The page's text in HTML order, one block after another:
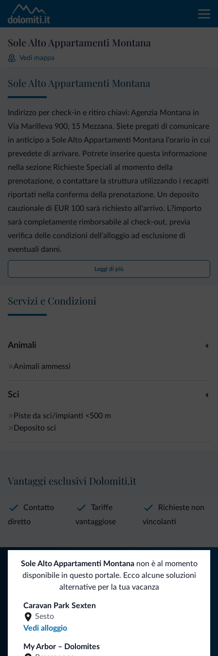
Sole Alto Appartamenti Montana
Vedi mappa
Sole Alto Appartamenti Montana
Indirizzo per check-in e ritiro chiavi: Agenzia Montana in
Via Marilleva 900, 15 Mezzana. Siete pregati di comunicare
in anticipo a Sole Alto Appartamenti Montana l'orario in cui
prevedete di arrivare. Potrete inserire questa informazione
nella sezione Richieste Speciali al momento della
prenotazione, o contattare la struttura utilizzando i recapiti
riportati nella conferma della prenotazione. Un deposito
cauzionale di EUR 100 sarà richiesto all'arrivo. L?importo
sarà completamente rimborsabile al check-out, previa
verifica delle condizioni dell'alloggio ad esclusione di
eventuali danni.
Leggi di più
Servizi e Condizioni
Animali
Animali ammessi
Sci
Piste da sci/impianti <500 m
Deposito sci
Sole Alto Appartamenti Montananon è al momento
disponibile in questo portale. Ecco alcune soluzioni
alternative per la tua vacanza
Caravan Park Sexten
Sesto
Vedi alloggio
My Arbor – Dolomites
Vantaggi esclusivi Dolomiti.it
Contatto
diretto
Tariffe
vantaggiose
Richieste non
vincolanti
Consigli dalle Dolomiti
Riceverai informazioni, offerte esclusive e news per la tua